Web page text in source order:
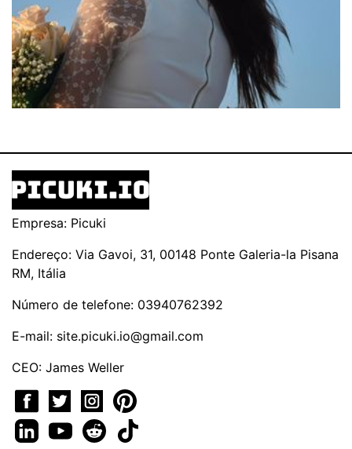
Empresa: Picuki
Endereço: Via Gavoi, 31, 00148 Ponte Galeria-la Pisana
RM, Itália
Número de telefone: 03940762392
E-mail: site.picuki.io@gmail.com
CEO: James Weller